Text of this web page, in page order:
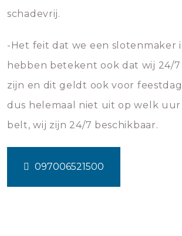
schadevrij.
-Het feit dat we een slotenmaker
hebben betekent ook dat wij 24/7
zijn en dit geldt ook voor
dus helemaal niet uit op welk uur
belt, wij zijn 24/7 beschikbaar.
097006521500